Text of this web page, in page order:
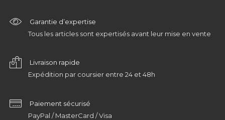
Garantie d’expertise
Tous les articles sont expertisés avant leur mise en vente
Livraison rapide
Expédition par coursier entre 24 et 48h
Paiement sécurisé
PayPal / MasterCard / Visa